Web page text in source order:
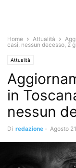
Home Attualità
casi, nessun decesso, 2
Attualità
in
nessun
Di redazione - Agosto